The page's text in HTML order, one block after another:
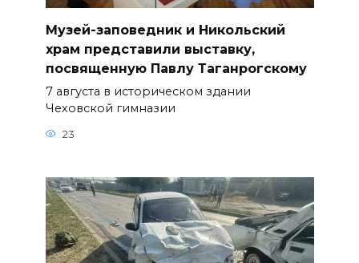
Музей-заповедник и Никольский
храм представили выставку,
посвященную Павлу Таганрогскому
7 августа в историческом здании
Чеховской гимназии
23